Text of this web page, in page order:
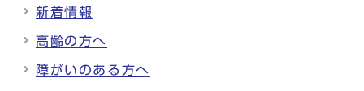
新着情報
高齢の方へ
障がいのある方へ